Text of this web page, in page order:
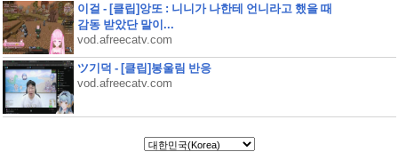
이걸 - [클립]앙또 : 니니가 나한테 언니라고 했을 때
감동 받았단 말이...
vod.afreecatv.com
ツ기덕 - [클립]봉울림 반응
vod.afreecatv.com